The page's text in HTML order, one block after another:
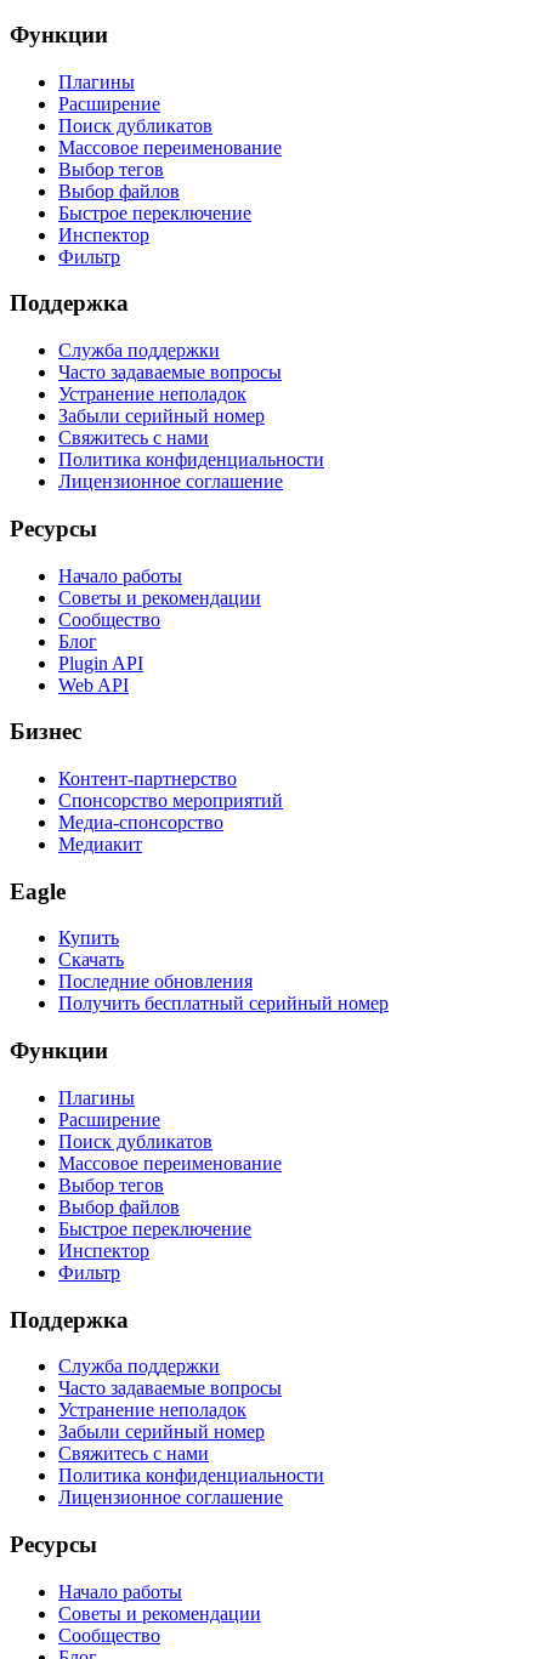
Функции
Плагины
Расширение
Поиск дубликатов
Массовое переименование
Выбор тегов
Выбор файлов
Быстрое переключение
Инспектор
Фильтр
Поддержка
Служба поддержки
Часто задаваемые вопросы
Устранение неполадок
Забыли серийный номер
Свяжитесь с нами
Политика конфиденциальности
Лицензионное соглашение
Ресурсы
Начало работы
Советы и рекомендации
Сообщество
Блог
Plugin API
Web API
Бизнес
Контент-партнерство
Спонсорство мероприятий
Медиа-спонсорство
Медиакит
Eagle
Купить
Скачать
Последние обновления
Получить бесплатный серийный номер
Функции
Плагины
Расширение
Поиск дубликатов
Массовое переименование
Выбор тегов
Выбор файлов
Быстрое переключение
Инспектор
Фильтр
Поддержка
Служба поддержки
Часто задаваемые вопросы
Устранение неполадок
Забыли серийный номер
Свяжитесь с нами
Политика конфиденциальности
Лицензионное соглашение
Ресурсы
Начало работы
Советы и рекомендации
Сообщество